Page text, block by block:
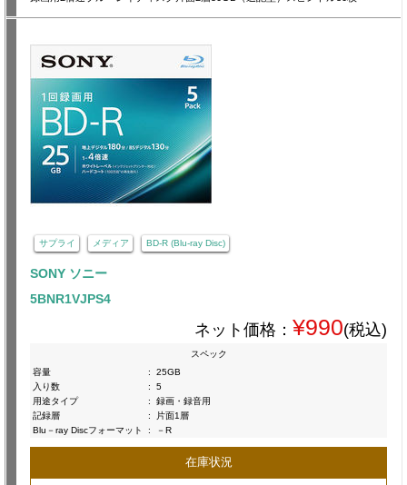
サプライ メディア BD-R (Blu-ray Disc)
SONY ソニー
5BNR1VJPS4
ネット価格： ¥990(税込)
スペック
容量
:
25GB
入り数
:
5
用途タイプ
:
録画・録音用
記録層
:
片面1層
Blu－ray Discフォーマット
: －R
在庫状況